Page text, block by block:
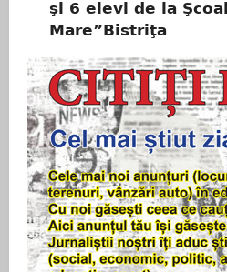
şi 6 elevi de la
Mare”Bistriţa